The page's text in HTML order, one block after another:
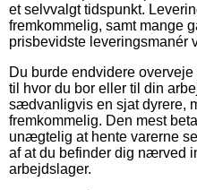
et selvvalgt tidspunkt.
fremkommelig, samt mange
prisbevidste leveringsmanér
Du burde endvidere
til hvor du bor eller til din
sædvanligvis en sjat dyrere,
fremkommelig. Den mest
unægtelig at hente varerne
af at du befinder dig nærved
arbejdslager.